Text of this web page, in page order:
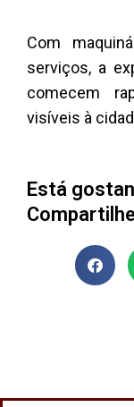
Com
serviços, a
comecem
visíveis à
Está